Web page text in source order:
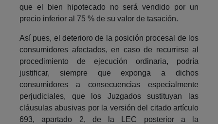
que el bien hipotecado no será vendido por un
precio inferior al 75 % de su valor de tasación.
Así pues, el deterioro de la posición procesal de los
consumidores afectados, en caso de recurrirse al
procedimiento de ejecución ordinaria, podría
justificar, siempre que exponga a dichos
consumidores a consecuencias especialmente
perjudiciales, que los Juzgados sustituyan las
cláusulas abusivas por la versión del citado artículo
693, apartado 2, de la LEC posterior a la